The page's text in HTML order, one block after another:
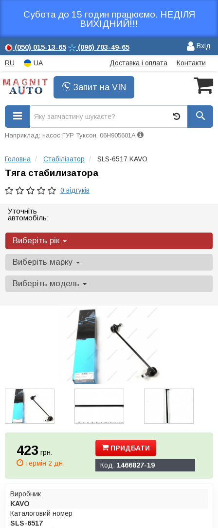
Субота до 15 годин працюємо. НЕДІЛЯ
ВИХІДНИЙ!!!
(050) 015-13-65 (096) 703-49-65 Вхід
RU UA Доставка і оплата Контакти
Запит на VIN
Наприклад: насос ГУР Туксон, 06H905601A
Головна Стабілізатор SLS-6517 KAVO
Тяга стабилизатора
0 відгуків
Уточніть
автомобіль:
Виберіть рік
Виберіть марку
Виберіть модель
423 грн.
термін 2 дн.
ПРИДБАТИ
Код: 1466827-19
Виробник
KAVO
Каталоговий номер
SLS-6517